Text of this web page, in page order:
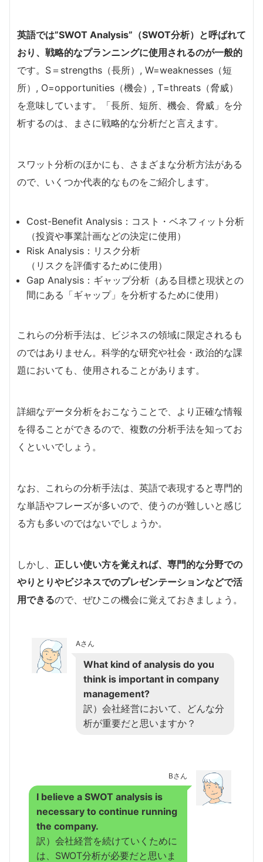
英語では”SWOT Analysis”（SWOT分析）と呼ばれて
おり、戦略的なプランニングに使用されるのが一般的
です。S＝strengths（長所）, W=weaknesses（短
所）, O=opportunities（機会）, T=threats（脅威）
を意味しています。「長所、短所、機会、脅威」を分
析するのは、まさに戦略的な分析だと言えます。
スワット分析のほかにも、さまざまな分析方法がある
ので、いくつか代表的なものをご紹介します。
Cost-Benefit Analysis：コスト・ベネフィット分析
（投資や事業計画などの決定に使用）
Risk Analysis：リスク分析
（リスクを評価するために使用）
Gap Analysis：ギャップ分析（ある目標と現状との
間にある「ギャップ」を分析するために使用）
これらの分析手法は、ビジネスの領域に限定されるも
のではありません。科学的な研究や社会・政治的な課
題においても、使用されることがあります。
詳細なデータ分析をおこなうことで、より正確な情報
を得ることができるので、複数の分析手法を知ってお
くといいでしょう。
なお、これらの分析手法は、英語で表現すると専門的
な単語やフレーズが多いので、使うのが難しいと感じ
る方も多いのではないでしょうか。
しかし、 正しい使い方を覚えれば、専門的な分野での
やりとりやビジネスでのプレゼンテーションなどで活
用できるので、ぜひこの機会に覚えておきましょう。
Aさん
What kind of analysis do you
think is important in company
management?
訳）会社経営において、どんな分
析が重要だと思いますか？
Bさん
I believe a SWOT analysis is
necessary to continue running
the company.
訳）会社経営を続けていくために
は、SWOT分析が必要だと思いま